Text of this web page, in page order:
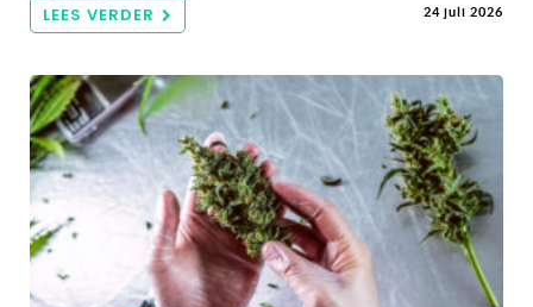
LEES VERDER 24 juli 2026